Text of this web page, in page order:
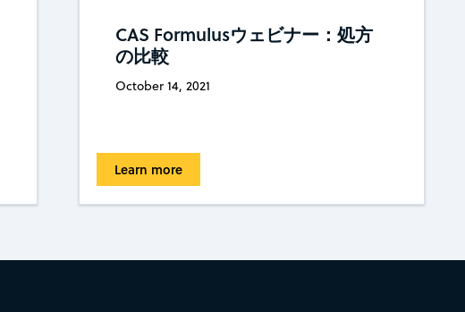
CAS Formulusウェビナー：処方
の比較
October 14, 2021
Learn more